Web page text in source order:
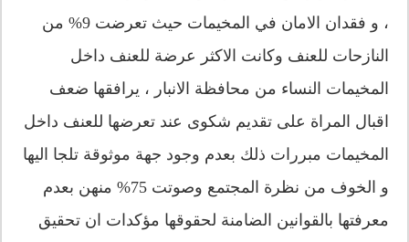
، و فقدان الامان في المخيمات حيث تعرضت 9% من
النازحات للعنف وكانت الاكثر عرضة للعنف داخل
المخيمات النساء من محافظة الانبار ، يرافقها ضعف
اقبال المراة على تقديم شكوى عند تعرضها للعنف داخل
المخيمات مبررات ذلك بعدم وجود جهة موثوقة تلجا اليها
و الخوف من نظرة المجتمع وصوتت 75% منهن بعدم
معرفتها بالقوانين الضامنة لحقوقها مؤكدات ان تحقيق